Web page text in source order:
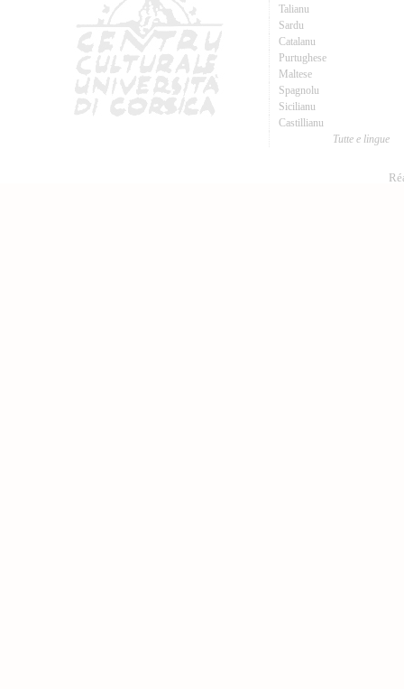
Talianu
Sardu
Catalanu
Purtughese
Maltese
Spagnolu
Sicilianu
Castillianu
Tutte e lingue